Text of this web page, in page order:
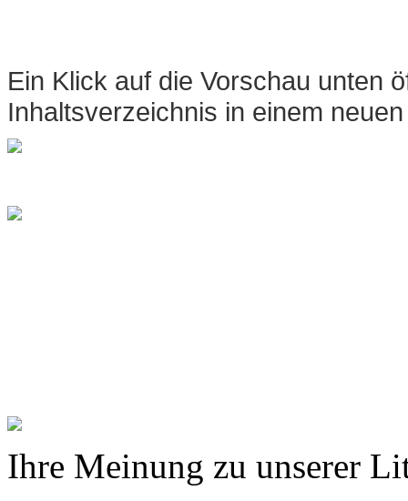
Ein Klick auf die Vorschau unten
Inhaltsverzeichnis in einem
Ihre Meinung zu unserer